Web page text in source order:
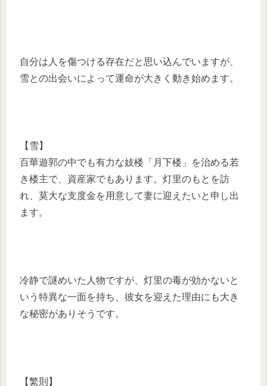
自分は人を傷つける存在だと思い込んでいますが、
雪との出会いによって運命が大きく動き始めます。
【雪】
百華遊郭の中でも有力な妓楼「月下楼」を治める若
き楼主で、資産家でもあります。灯里のもとを訪
れ、莫大な支度金を用意して妻に迎えたいと申し出
ます。
冷静で謎めいた人物ですが、灯里の毒が効かないと
いう特異な一面を持ち、彼女を迎えた理由にも大き
な秘密がありそうです。
【繁則】